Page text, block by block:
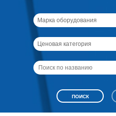
Марка оборудования
Ценовая категория